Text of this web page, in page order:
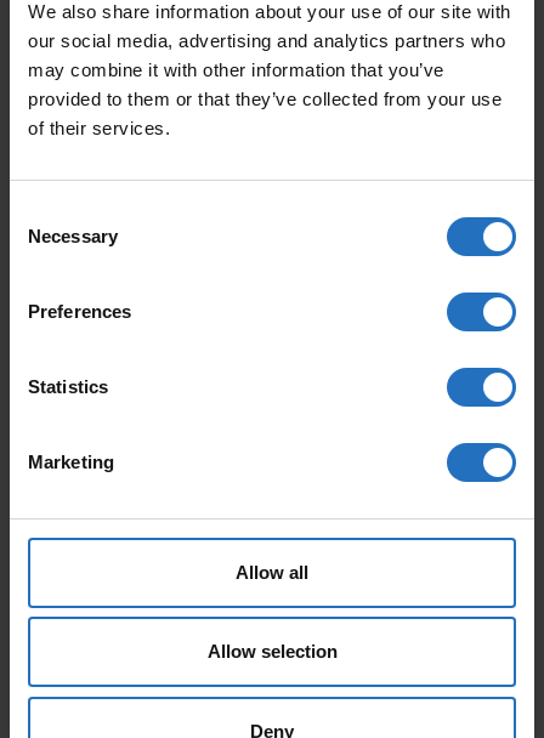
We also share information about your use of our site with
our social media, advertising and analytics partners who
may combine it with other information that you’ve
provided to them or that they’ve collected from your use
of their services.
Selection
Necessary
Preferences
Statistics
Marketing
Allow all
Allow selection
Deny
KOKO
ALV sis hintaan. Ei toimituskuluja..
PUUVILLAMATTO KEVÄT MÄÄRÄ
LISÄÄ OSTOSKORIIN